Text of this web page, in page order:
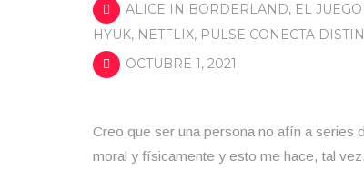
ALICE IN BORDERLAND, EL
HYUK, NETFLIX, PULSE CONECTA
OCTUBRE 1, 2021
Creo que ser una persona no afín a series
moral y físicamente y esto me hace, tal